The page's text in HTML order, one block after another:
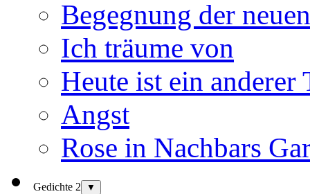
Begegnung der
Ich träume von
Heute ist ein anderer
Angst
Rose in Nachbars
Gedichte 2 ▼